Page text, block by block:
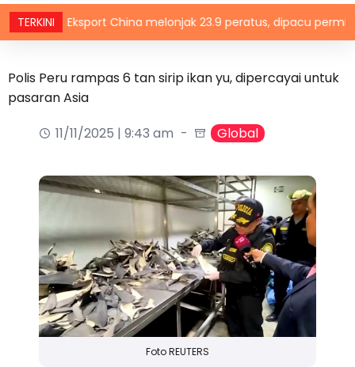
TERKINI
Eksport China melonjak 23.9 peratus, dipacu permintaan
Polis Peru rampas 6 tan sirip ikan yu, dipercayai untuk
pasaran Asia
11/11/2025 | 9:43 am
Global
Foto REUTERS